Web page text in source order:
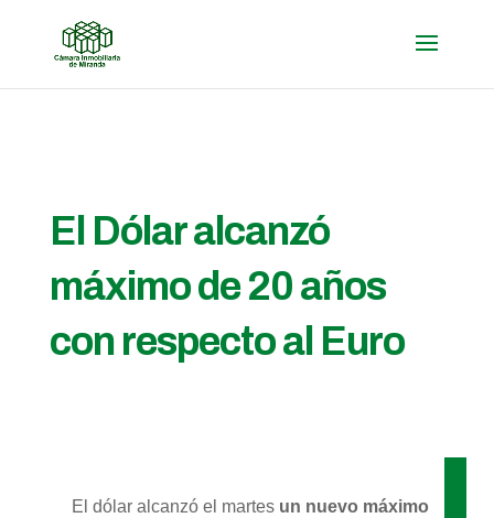
El Dólar alcanzó
máximo de 20 años
con respecto al Euro
El dólar alcanzó el martesun nuevo máximo